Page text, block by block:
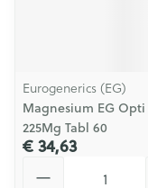
Eurogenerics (EG)
Magnesium EG Opti
225Mg Tabl 60
€ 34,63